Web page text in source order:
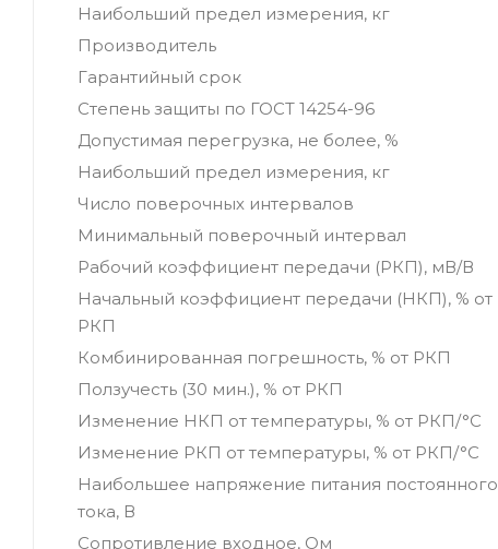
Наибольший предел измерения, кг
Производитель
Гарантийный срок
Степень защиты по ГОСТ 14254-96
Допустимая перегрузка, не более, %
Наибольший предел измерения, кг
Число поверочных интервалов
Минимальный поверочный интервал
Рабочий коэффициент передачи (РКП), мВ/В
Начальный коэффициент передачи (НКП), % от
РКП
Комбинированная погрешность, % от РКП
Ползучесть (30 мин.), % от РКП
Изменение НКП от температуры, % от РКП/°С
Изменение РКП от температуры, % от РКП/°С
Наибольшее напряжение питания постоянного
тока, В
Сопротивление входное, Ом